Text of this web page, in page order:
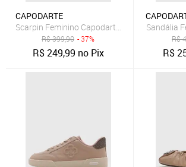
CAPODARTE
Scarpin Feminino Capodarte Bico Fino Nude
R$399,90 - 37%
R$249,99 no Pix
Sandália
R$
R$